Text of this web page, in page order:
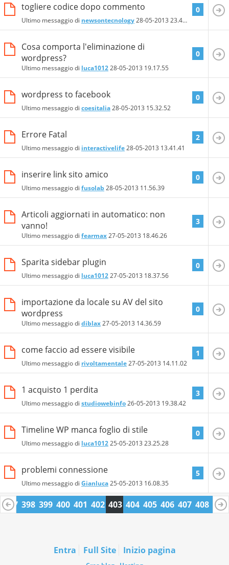
togliere codice dopo commento
Ultimo messaggio di newsontecnology28-05-2013 23.44.52
0
Cosa comporta l'eliminazione di
wordpress?
Ultimo messaggio di luca101228-05-2013 19.17.55
0
wordpress to facebook
Ultimo messaggio di coesitalia28-05-2013 15.32.52
0
Errore Fatal
Ultimo messaggio di interactivelife28-05-2013 13.41.41
2
inserire link sito amico
Ultimo messaggio di fusolab 28-05-2013 11.56.39
0
Articoli aggiornati in automatico: non
vanno!
Ultimo messaggio di fearmax27-05-2013 18.46.26
3
Sparita sidebar plugin
Ultimo messaggio di luca101227-05-2013 18.37.56
0
importazione da locale su AV del sito
wordpress
Ultimo messaggio di diblax27-05-2013 14.36.59
0
come faccio ad essere visibile
Ultimo messaggio di rivoltamentale27-05-2013 14.11.02
1
1 acquisto 1 perdita
Ultimo messaggio di studiowebinfo26-05-2013 19.38.42
3
Timeline WP manca foglio di stile
Ultimo messaggio di luca101225-05-2013 23.25.28
0
problemi connessione
Ultimo messaggio di Gianluca25-05-2013 16.08.35
5
397 398 399 400 401 402 403 404 405 406 407 408 409
Entra Full Site Inizio pagina